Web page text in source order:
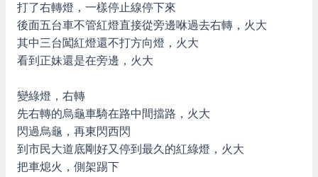
打了右轉燈，一樣停止線停下來
後面五台車不管紅燈直接從旁邊咻過去右轉，火大
其中三台闖紅燈還不打方向燈，火大
看到正妹還是在旁邊，火大
變綠燈，右轉
先右轉的烏龜車騎在路中間擋路，火大
閃過烏龜，再東閃西閃
到市民大道底剛好又停到最久的紅綠燈，火大
把車熄火，側架踢下